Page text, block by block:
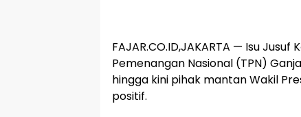
FAJAR.CO.ID,JAKARTA — Isu
Pemenangan Nasional (TPN)
hingga kini pihak mantan Wakil
positif.